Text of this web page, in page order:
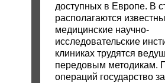
доступных в Европе. В
располагаются
медицинские научно-
исследовательские
клиниках трудятся
передовым методикам.
операций государство